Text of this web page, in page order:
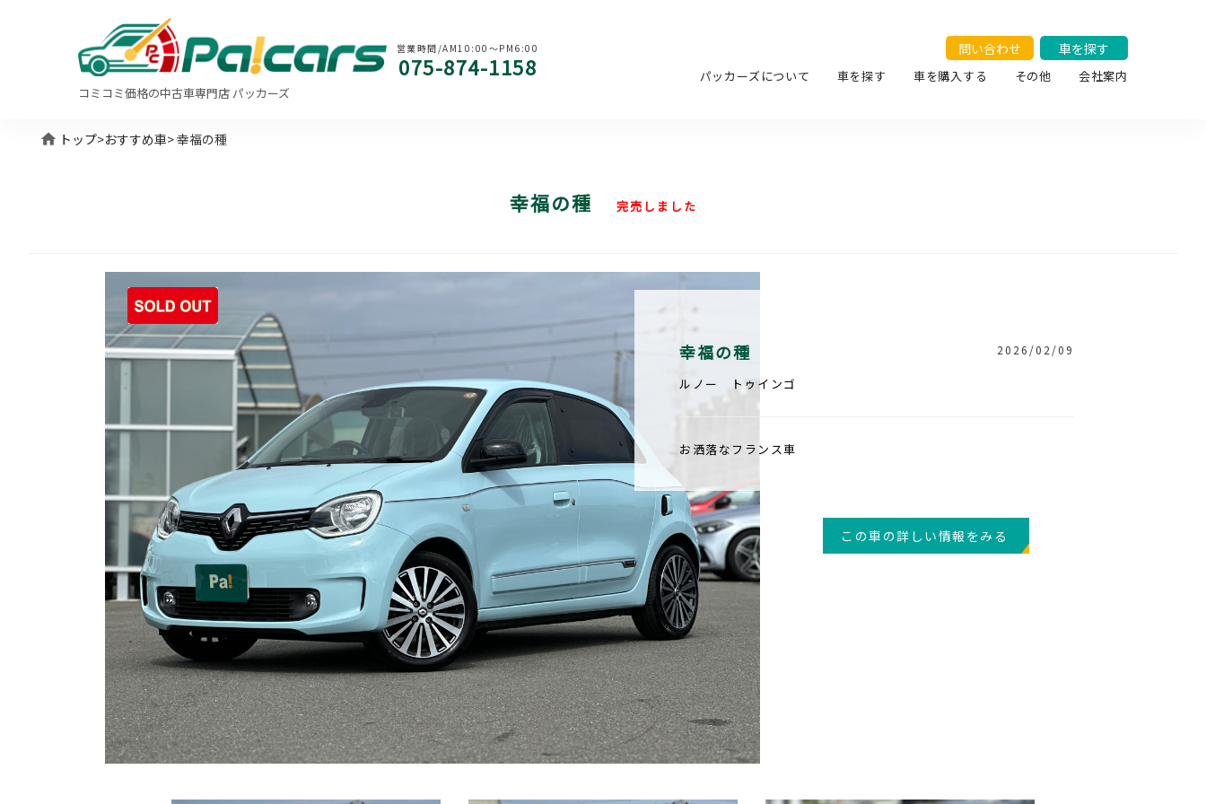
営業時間/AM10:00〜PM6:00
075-874-1158
コミコミ価格の中古車専門店 パッカーズ
問い合わせ 車を探す
パッカーズについて 車を探す 車を購入する その他 会社案内
home トップ>おすすめ車> 幸福の種
幸福の種 完売しました
幸福の種 2026/02/09
ルノー トゥインゴ
お洒落なフランス車
この車の詳しい情報をみる